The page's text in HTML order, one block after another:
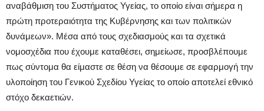
αναβάθμιση του Συστήματος Υγείας, το οποίο είναι σήμερα η
πρώτη προτεραιότητα της Κυβέρνησης και των πολιτικών
δυνάμεων». Μέσα από τους σχεδιασμούς και τα σχετικά
νομοσχέδια που έχουμε καταθέσει, σημείωσε, προσβλέπουμε
πως σύντομα θα είμαστε σε θέση να θέσουμε σε εφαρμογή την
υλοποίηση του Γενικού Σχεδίου Υγείας το οποίο αποτελεί εθνικό
στόχο δεκαετιών.